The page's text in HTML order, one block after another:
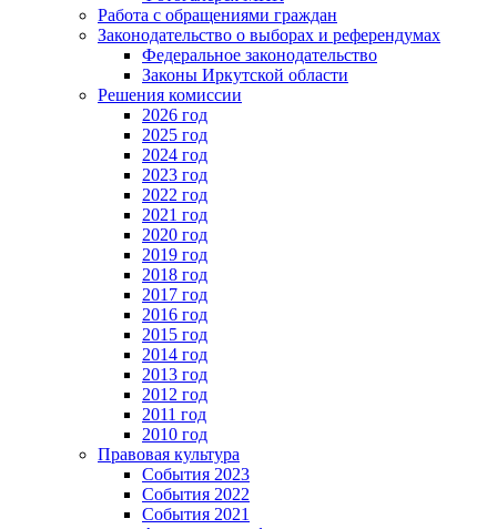
Работа с обращениями граждан
Законодательство о выборах и референдумах
Федеральное законодательство
Законы Иркутской области
Решения комиссии
2026 год
2025 год
2024 год
2023 год
2022 год
2021 год
2020 год
2019 год
2018 год
2017 год
2016 год
2015 год
2014 год
2013 год
2012 год
2011 год
2010 год
Правовая культура
События 2023
События 2022
События 2021